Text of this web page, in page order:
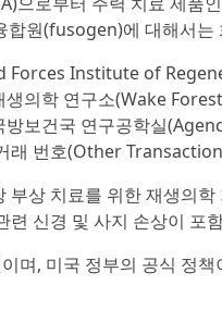
합원(fusogen)에 대해서
Forces Institute of
생의학 연구소(Wake
방보건국 연구공학실
래 번호(Other
상 치료를 위한 재생의
련 신경 및 사지 손상이 포
며, 미국 정부의 공식 정